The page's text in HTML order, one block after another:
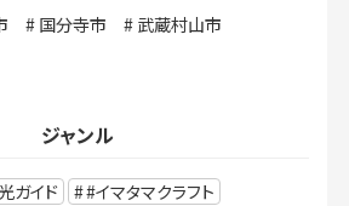
国分寺市
武蔵村山市
ジャンル
ガイド
#イマタマクラフト